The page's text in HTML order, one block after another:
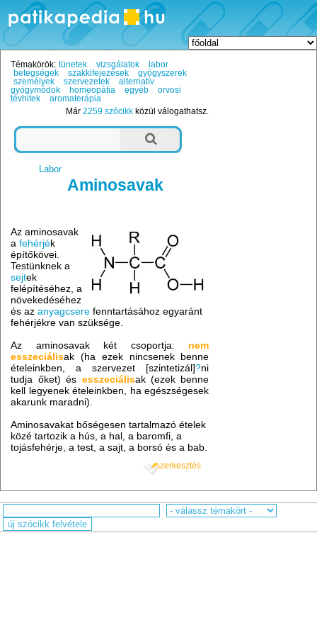
Témakörök: tünetek vizsgálatok
labor
betegségek
szakkifejezések
gyógyszerek
személyek
szervezetek
alternatív
gyógymódok
homeopátia egyéb
orvosi
tévhitek
aromaterápia
Már2259 szócikk közül válogathatsz.
Labor
Aminosavak
Az aminosavak
afehérjék
építőkövei.
Testünknek a
sejtek
felépítéséhez, a
növekedéséhez
és azanyagcsere fenntartásához egyaránt
fehérjékre van szüksége.
Az aminosavak két csoportja: nem
esszeciálisak (ha ezek nincsenek benne
ételeinkben, a szervezet [szintetizál]?ni
tudja őket) és esszeciálisak (ezek benne
kell legyenek ételeinkben, ha egészségesek
akarunk maradni).
Aminosavakat bőségesen tartalmazó ételek
közé tartozik a hús, a hal, a baromfi, a
tojásfehérje, a test, a sajt, a borsó és a bab.
szerkesztés